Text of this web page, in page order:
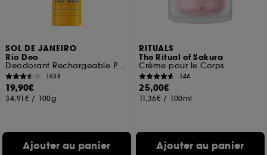
SOL DE JANEIRO
Rio Deo
Deodorant Rechargeable Prune et Vanille
1638
19,90€
34,91€ / 100g
Ajouter au panier
RITUALS
The Ritual of Sakura
Crème pour le Corps
144
25,00€
11,36€ / 100ml
Ajouter au panier